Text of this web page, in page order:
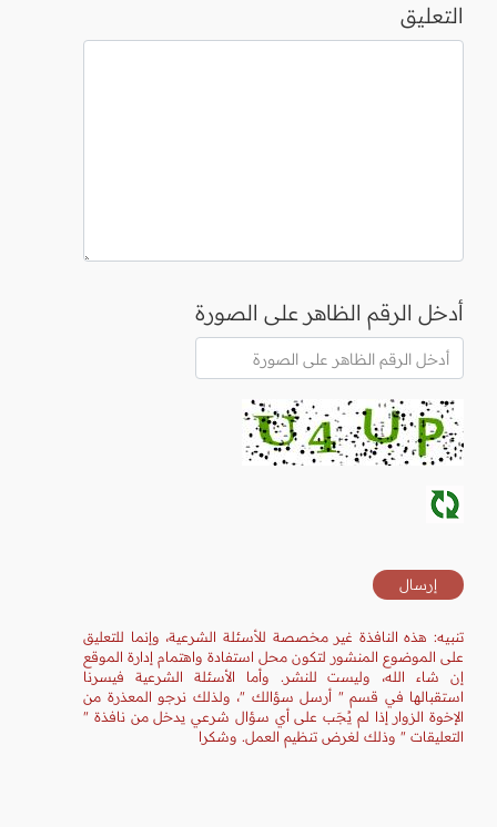
التعليق
أدخل الرقم الظاهر على الصورة
تنبيه: هذه النافذة غير مخصصة للأسئلة الشرعية، وإنما للتعليق
على الموضوع المنشور لتكون محل استفادة واهتمام إدارة الموقع
إن شاء الله، وليست للنشر. وأما الأسئلة الشرعية فيسرنا
استقبالها في قسم " أرسل سؤالك "، ولذلك نرجو المعذرة من
الإخوة الزوار إذا لم يُجَب على أي سؤال شرعي يدخل من نافذة "
التعليقات " وذلك لغرض تنظيم العمل. وشكرا